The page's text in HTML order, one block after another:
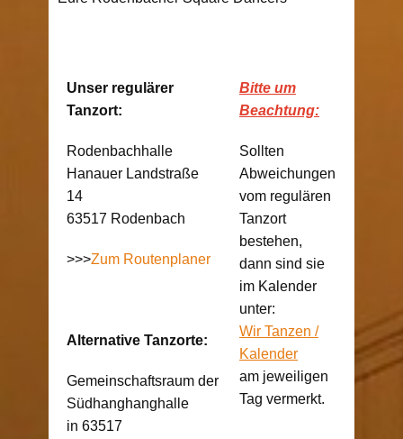
Unser regulärer
Tanzort:
Rodenbachhalle
Hanauer Landstraße
14
63517 Rodenbach
>>>Zum Routenplaner
Alternative Tanzorte:
Gemeinschaftsraum der
Südhanghanghalle
in 63517
Bitte um
Beachtung:
Sollten
Abweichungen
vom regulären
Tanzort
bestehen,
dann sind sie
im Kalender
unter:
Wir Tanzen /
Kalender
am jeweiligen
Tag vermerkt.